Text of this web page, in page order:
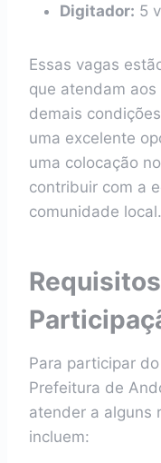
Digitador: 5
Essas vagas
que atendam
demais
uma excelente
uma colocação
contribuir com a
comunidade local.
Para participar do
Prefeitura de
atender a alguns
incluem: